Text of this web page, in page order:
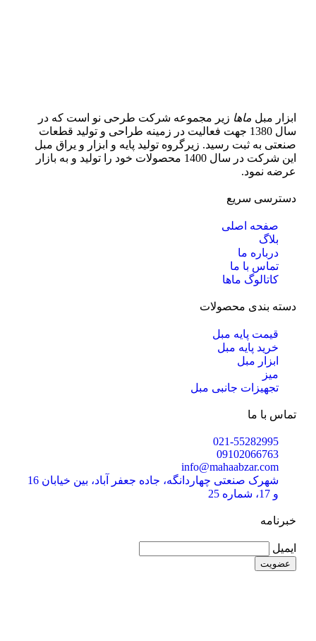
ابزار مبل ماها زیر مجموعه شرکت طرحی نو است که در
سال 1380 جهت فعالیت در زمینه طراحی و تولید قطعات
صنعتی به ثبت رسید. زیرگروه تولید پایه و ابزار و یراق مبل
این شرکت در سال 1400 محصولات خود را تولید و به بازار
عرضه نمود.
دسترسی سریع
صفحه اصلی
بلاگ
درباره ما
تماس با ما
کاتالوگ ماها
دسته بندی محصولات
قیمت پایه مبل
خرید پایه مبل
ابزار مبل
میز
تجهیزات جانبی مبل
تماس با ما
021-55282995
09102066763
info@mahaabzar.com
شهرک صنعتی چهاردانگه، جاده جعفر آباد، بین خیابان 16
و 17، شماره 25
خبرنامه
ایمیل